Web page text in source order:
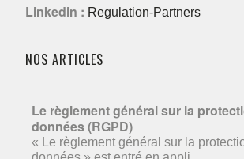
Linkedin : Regulation-Partners
NOS ARTICLES
Le règlement général sur la
données (RGPD)
« Le règlement général sur la